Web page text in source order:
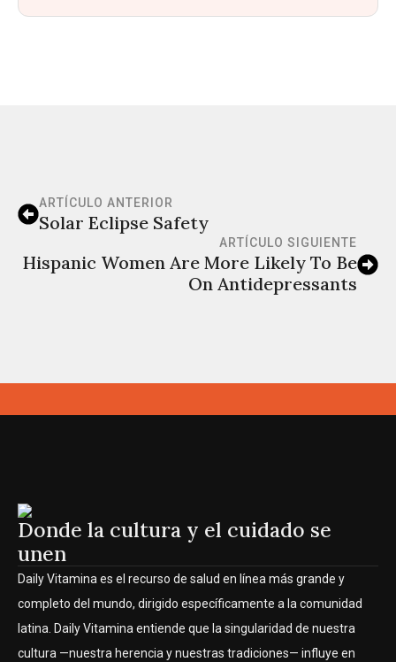
ARTÍCULO ANTERIOR
Solar Eclipse Safety
ARTÍCULO SIGUIENTE
Hispanic Women Are More Likely To Be
On Antidepressants
Donde la cultura y el cuidado se
unen
Daily Vitamina es el recurso de salud en línea más grande y
completo del mundo, dirigido específicamente a la comunidad
latina. Daily Vitamina entiende que la singularidad de nuestra
cultura —nuestra herencia y nuestras tradiciones— influye en